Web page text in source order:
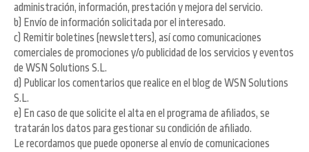
administración, información, prestación y mejora del servicio.
b) Envío de información solicitada por el interesado.
c) Remitir boletines (newsletters), así como comunicaciones
comerciales de promociones y/o publicidad de los servicios y eventos
de WSN Solutions S.L.
d) Publicar los comentarios que realice en el blog de WSN Solutions
S.L.
e) En caso de que solicite el alta en el programa de afiliados, se
tratarán los datos para gestionar su condición de afiliado.
Le recordamos que puede oponerse al envío de comunicaciones